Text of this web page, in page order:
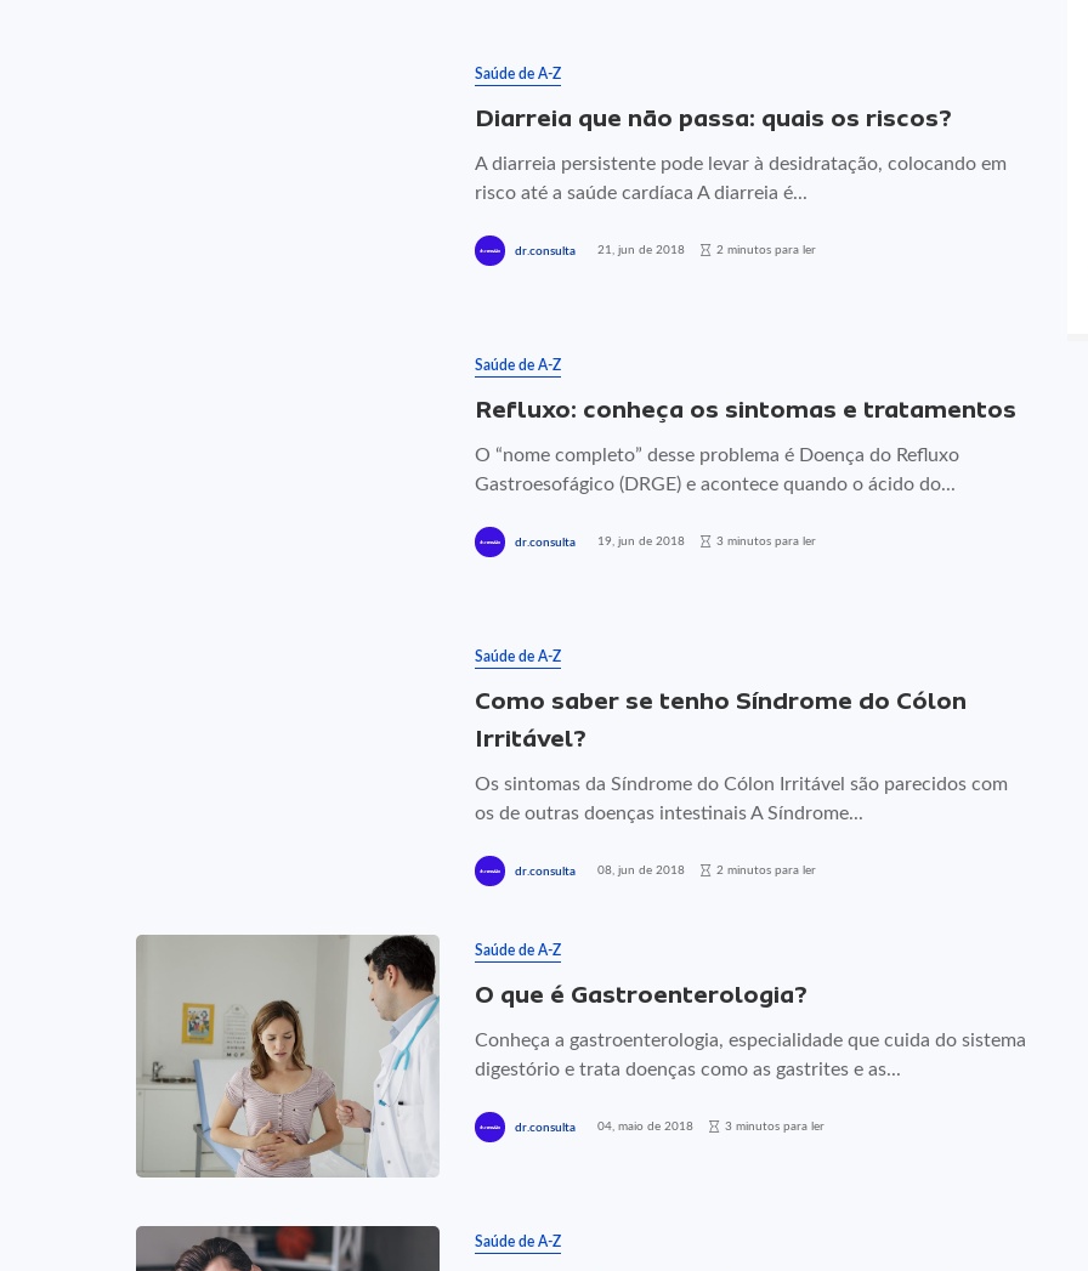
Saúde de A-Z
Diarreia que não passa: quais os riscos?
A diarreia persistente pode levar à desidratação, colocando em
risco até a saúde cardíaca A diarreia é...
dr.consulta 21, jun de 2018 2 minutos para ler
Saúde de A-Z
Refluxo: conheça os sintomas e tratamentos
O “nome completo” desse problema é Doença do Refluxo
Gastroesofágico (DRGE) e acontece quando o ácido do...
dr.consulta 19, jun de 2018 3 minutos para ler
Saúde de A-Z
Como saber se tenho Síndrome do Cólon
Irritável?
Os sintomas da Síndrome do Cólon Irritável são parecidos com
os de outras doenças intestinais A Síndrome...
dr.consulta 08, jun de 2018 2 minutos para ler
Saúde de A-Z
O que é Gastroenterologia?
Conheça a gastroenterologia, especialidade que cuida do sistema
digestório e trata doenças como as gastrites e as...
dr.consulta 04, maio de 2018 3 minutos para ler
Saúde de A-Z